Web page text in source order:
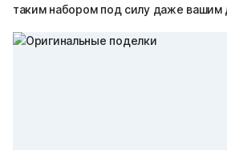
таким набором под силу даже вашим